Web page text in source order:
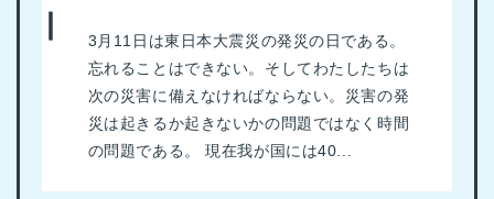
3月11日は東日本大震災の発災の日である。
忘れることはできない。そしてわたしたちは
次の災害に備えなければならない。災害の発
災は起きるか起きないかの問題ではなく時間
の問題である。 現在我が国には40...